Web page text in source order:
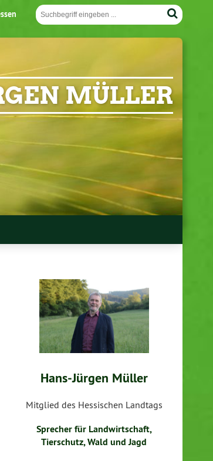
MÜLLER
Hans-Jürgen Müller
Mitglied des Hessischen Landtags
Sprecher für Landwirtschaft,
Tierschutz, Wald und Jagd